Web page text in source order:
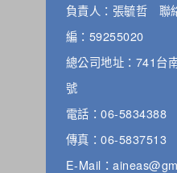
負責人：張毓哲 聯
編：59255020
總公司地址：741台
號
電話：06-5834388
傳真：06-5837513
E-Mail：